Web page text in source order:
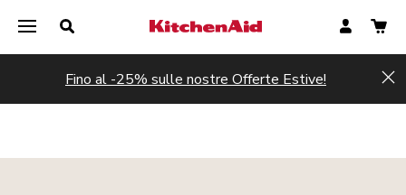
Fino al -25% sulle nostre Offerte Estive!